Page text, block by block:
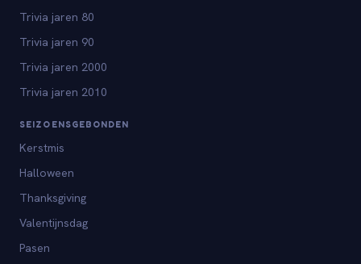
Trivia jaren 80
Trivia jaren 90
Trivia jaren 2000
Trivia jaren 2010
SEIZOENSGEBONDEN
Kerstmis
Halloween
Thanksgiving
Valentijnsdag
Pasen